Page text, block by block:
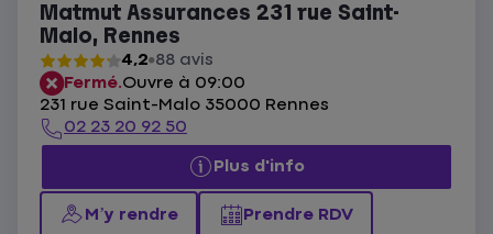
Matmut Assurances 231 rue Saint-
Malo, Rennes
4,2 88 avis
Fermé.Ouvre à 09:00
231 rue Saint-Malo 35000 Rennes
02 23 20 92 50
Plus d'info
M’y rendre Prendre RDV